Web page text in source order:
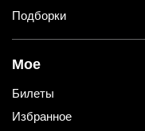
Подборки
Мое
Билеты
Избранное